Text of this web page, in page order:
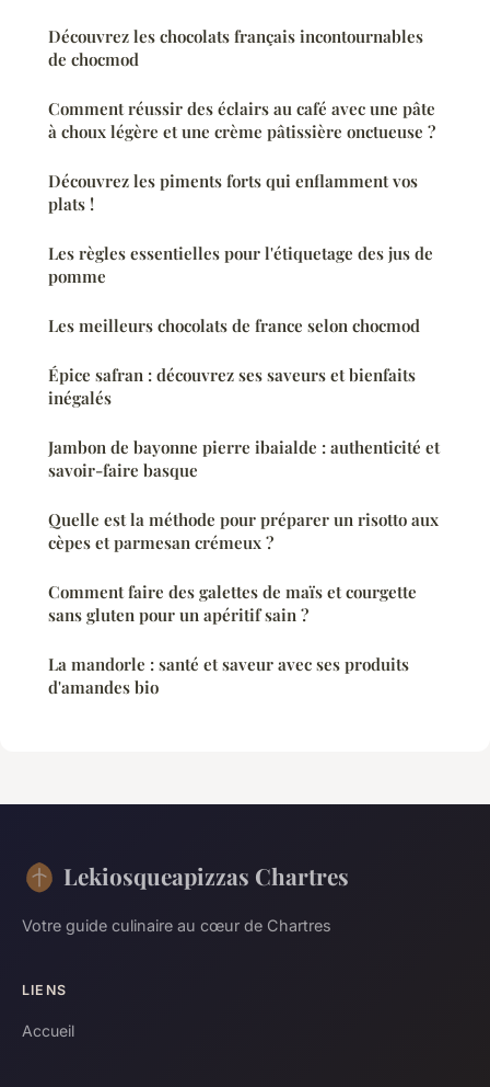
Découvrez les chocolats français incontournables
de chocmod
Comment réussir des éclairs au café avec une pâte
à choux légère et une crème pâtissière onctueuse ?
Découvrez les piments forts qui enflamment vos
plats !
Les règles essentielles pour l'étiquetage des jus de
pomme
Les meilleurs chocolats de france selon chocmod
Épice safran : découvrez ses saveurs et bienfaits
inégalés
Jambon de bayonne pierre ibaialde : authenticité et
savoir-faire basque
Quelle est la méthode pour préparer un risotto aux
cèpes et parmesan crémeux ?
Comment faire des galettes de maïs et courgette
sans gluten pour un apéritif sain ?
La mandorle : santé et saveur avec ses produits
d'amandes bio
Lekiosqueapizzas Chartres
Votre guide culinaire au cœur de Chartres
LIENS
Accueil